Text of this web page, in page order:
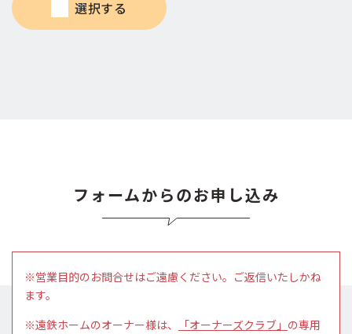
選択する
フォームからのお申し込み
※営業目的のお問合せはご遠慮ください。ご返信いたしかね
ます。
※遠鉄ホームのオーナー様は、
「オーナーズクラブ」 の専用